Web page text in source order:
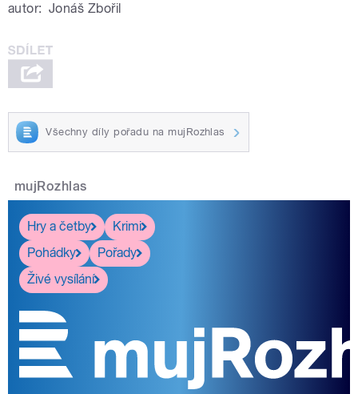
autor: Jonáš Zbořil
Všechny díly pořadu na mujRozhlas
mujRozhlas
Hry a četby
Krimi
Pohádky
Pořady
Živé vysílání